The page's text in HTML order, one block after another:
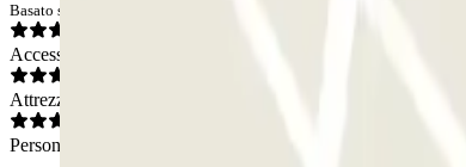
Basato su 33 opinioni
Accesso
Attrezzatura
Personale